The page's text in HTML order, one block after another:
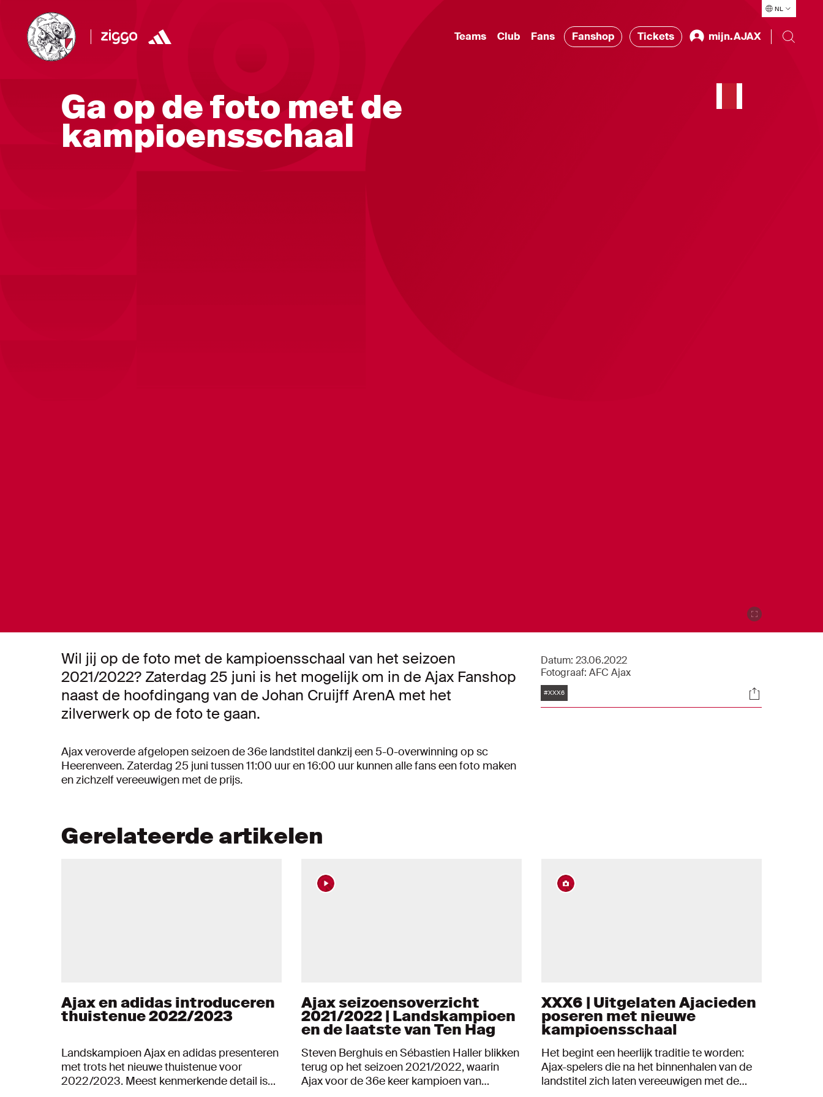
NL
Teams Club Fans Fanshop Tickets mijn.AJAX
Ga op de foto met de
kampioensschaal
Wil jij op de foto met de kampioensschaal van het seizoen
2021/2022? Zaterdag 25 juni is het mogelijk om in de Ajax Fanshop
naast de hoofdingang van de Johan Cruijff ArenA met het
zilverwerk op de foto te gaan.
Datum: 23.06.2022
Fotograaf: AFC Ajax
Tags
#XXX6 Socials
Ajax veroverde afgelopen seizoen de 36e landstitel dankzij een 5-0-overwinning op sc
Heerenveen. Zaterdag 25 juni tussen 11:00 uur en 16:00 uur kunnen alle fans een foto maken
en zichzelf vereeuwigen met de prijs.
Gerelateerde artikelen
Ajax en adidas introduceren
thuistenue 2022/2023
Landskampioen Ajax en adidas presenteren
met trots het nieuwe thuistenue voor
2022/2023. Meest kenmerkende detail is
Ajax seizoensoverzicht
2021/2022 | Landskampioen
en de laatste van Ten Hag
Steven Berghuis en Sébastien Haller blikken
terug op het seizoen 2021/2022, waarin
Ajax voor de 36e keer kampioen van
XXX6 | Uitgelaten Ajacieden
poseren met nieuwe
kampioensschaal
Het begint een heerlijk traditie te worden:
Ajax-spelers die na het binnenhalen van de
landstitel zich laten vereeuwigen met de